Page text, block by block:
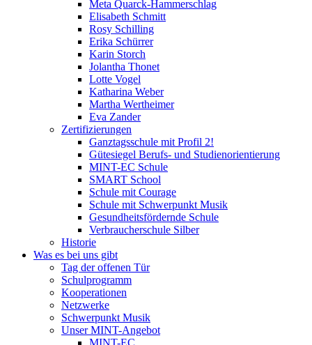
Meta Quarck-Hammerschlag
Elisabeth Schmitt
Rosy Schilling
Erika Schürrer
Karin Storch
Jolantha Thonet
Lotte Vogel
Katharina Weber
Martha Wertheimer
Eva Zander
Zertifizierungen
Ganztagsschule mit Profil 2!
Gütesiegel Berufs- und Studienorientierung
MINT-EC Schule
SMART School
Schule mit Courage
Schule mit Schwerpunkt Musik
Gesundheitsfördernde Schule
Verbraucherschule Silber
Historie
Was es bei uns gibt
Tag der offenen Tür
Schulprogramm
Kooperationen
Netzwerke
Schwerpunkt Musik
Unser MINT-Angebot
MINT-EC